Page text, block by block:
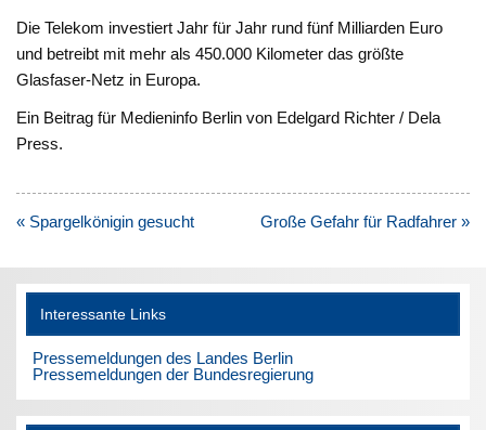
Die Telekom investiert Jahr für Jahr rund fünf Milliarden Euro
und betreibt mit mehr als 450.000 Kilometer das größte
Glasfaser-Netz in Europa.
Ein Beitrag für Medieninfo Berlin von Edelgard Richter / Dela
Press.
Beitragsnavigation
« Spargelkönigin gesucht Große Gefahr für Radfahrer »
Interessante Links
Pressemeldungen des Landes Berlin
Pressemeldungen der Bundesregierung